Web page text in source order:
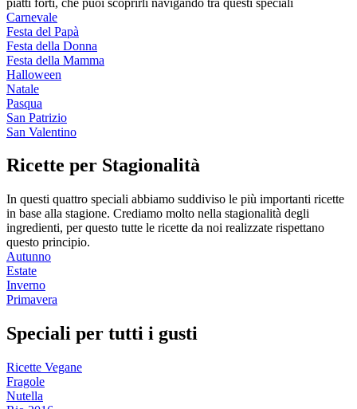
Carnevale
Festa del Papà
Festa della Donna
Festa della Mamma
Halloween
Natale
Pasqua
San Patrizio
San Valentino
Ricette per Stagionalità
In questi quattro speciali abbiamo suddiviso le più importanti ricette
in base alla stagione. Crediamo molto nella stagionalità degli
ingredienti, per questo tutte le ricette da noi realizzate rispettano
questo principio.
Autunno
Estate
Inverno
Primavera
Speciali per tutti i gusti
Ricette Vegane
Fragole
Nutella